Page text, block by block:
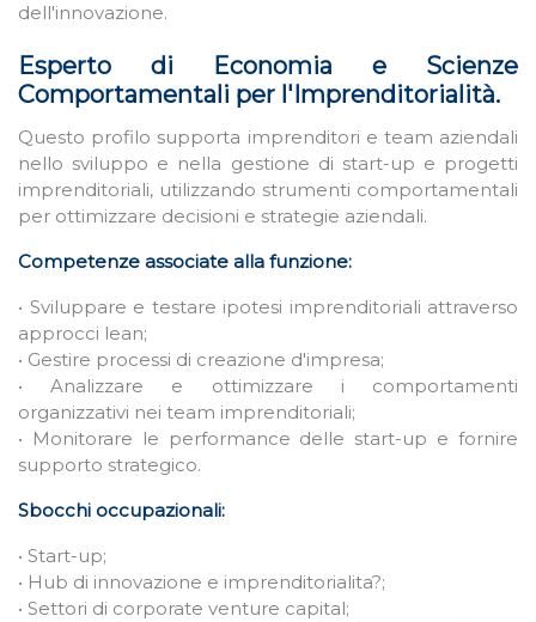
dell'innovazione.
Esperto di Economia e Scienze
Comportamentali per l'Imprenditorialità.
Questo profilo supporta imprenditori e team aziendali
nello sviluppo e nella gestione di start-up e progetti
imprenditoriali, utilizzando strumenti comportamentali
per ottimizzare decisioni e strategie aziendali.
Competenze associate alla funzione:
• Sviluppare e testare ipotesi imprenditoriali attraverso
approcci lean;
• Gestire processi di creazione d'impresa;
• Analizzare e ottimizzare i comportamenti
organizzativi nei team imprenditoriali;
• Monitorare le performance delle start-up e fornire
supporto strategico.
Sbocchi occupazionali:
• Start-up;
• Hub di innovazione e imprenditorialita?;
• Settori di corporate venture capital;